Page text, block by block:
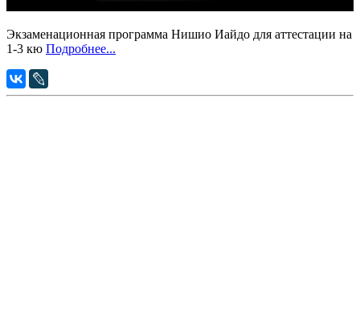
Экзаменационная программа Нишио Иайдо для аттестации на
1-3 кю Подробнее...